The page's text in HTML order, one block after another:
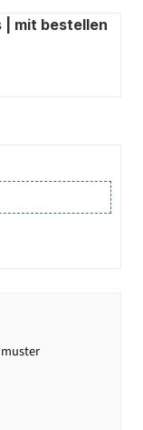
| mit bestellen